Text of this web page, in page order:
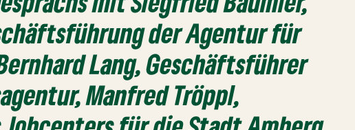
der Agentur für
Lang, Geschäftsführer
Manfred Tröppl,